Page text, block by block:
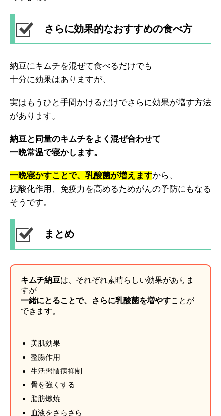
さらに効果的なおすすめの食べ方
納豆にキムチを混ぜて食べるだけでも
十分に効果はありますが、
実はもうひと手間かけるだけでさらに効果が増す方法
があります。
納豆と同量のキムチをよく混ぜ合わせて
一晩常温で寝かします。
一晩寝かすことで、乳酸菌が増えますから、
抗酸化作用、免疫力を高めるためがんの予防にもなる
そうです。
まとめ
キムチ納豆は、それぞれ素晴らしい効果がありま
すが
一緒にとることで、さらに乳酸菌を増やすことが
できます。
美肌効果
整腸作用
生活習慣病抑制
骨を強くする
脂肪燃焼
血液をさらさら